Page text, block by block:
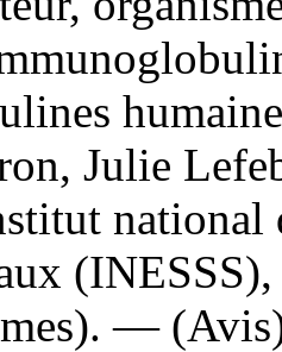
Julie
national
—